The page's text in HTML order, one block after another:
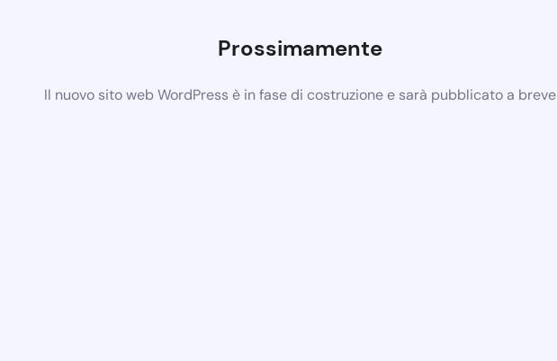
Prossimamente
Il nuovo sito web WordPress è in fase di costruzione e sarà pubblicato a breve